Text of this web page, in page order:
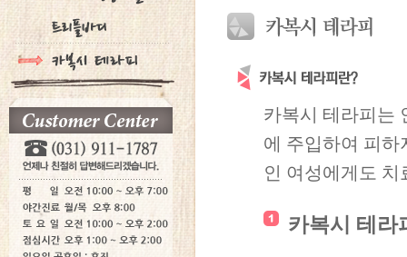
카복시 테라피는
에 주입하여 피
인 여성에게도
카복시 테라